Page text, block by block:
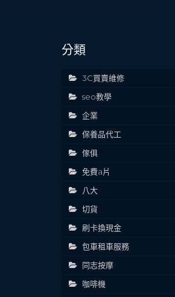
分類
3C買賣維修
seo教學
企業
保養品代工
傢俱
免費a片
八大
切貨
刷卡換現金
包車租車服務
同志按摩
咖啡機